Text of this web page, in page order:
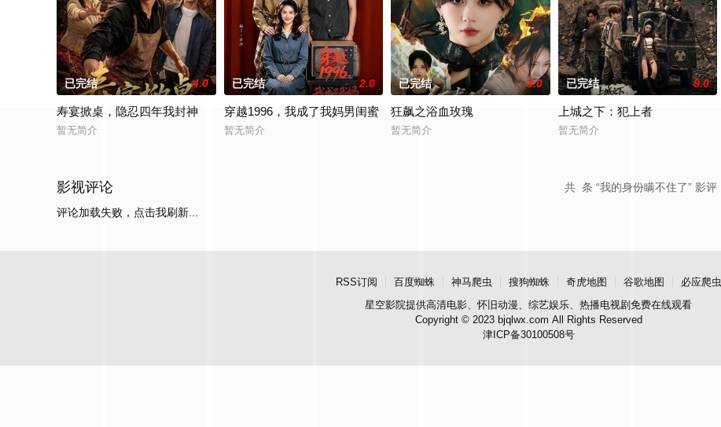
已完结 4.0
寿宴掀桌，隐忍四年我封神
暂无简介
已完结 2.0
穿越1996，我成了我妈男闺蜜
暂无简介
已完结 3.0
狂飙之浴血玫瑰
暂无简介
已完结 8.0
上城之下：犯上者
暂无简介
共 条 “我的身份瞒不住了” 影评
影视评论
评论加载失败，点击我刷新...
RSS订阅 百度蜘蛛 神马爬虫 搜狗蜘蛛 奇虎地图 谷歌地图
必应爬虫
星空影院提供高清电影、怀旧动漫、综艺娱乐、热播电视剧免费在线观看
Copyright © 2023 bjqlwx.com All Rights Reserved
津ICP备30100508号